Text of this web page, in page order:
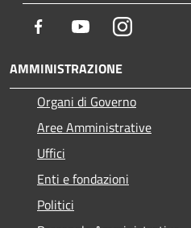
Facebook YoutubeInstagram
AMMINISTRAZIONE
Organi di Governo
Aree Amministrative
Uffici
Enti e fondazioni
Politici